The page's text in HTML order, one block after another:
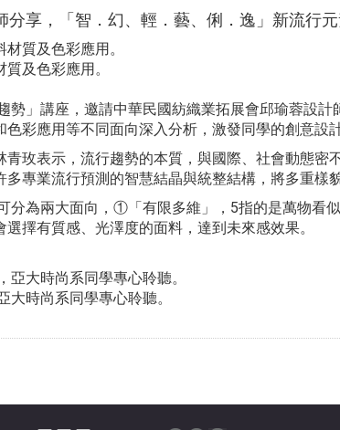
享，「智．幻、輕．藝、俐．逸」新流行
及色彩應用。
」講座，邀請中華民國紡織業拓展會邱瑜蓉設
彩應用等不同面向深入分析，激發同學的創意設計
玫表示，流行趨勢的本質，與國際、社會動態
專業流行預測的智慧結晶與統整結構，將多重樣
分為兩大面向，①「有限多維」，5指的是萬物
擇有質感、光澤度的面料，達到未來感效果。
時尚系同學專心聆聽。